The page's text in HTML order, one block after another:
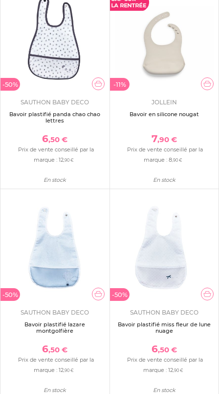
-50%
SAUTHON BABY DECO
Bavoir plastifié panda chao chao
lettres
6,50 €
Prix de vente conseillé par la
marque :12,90 €
En stock
-11%
JOLLEIN
Bavoir en silicone nougat
7,90 €
Prix de vente conseillé par la
marque :8,90 €
En stock
-50%
SAUTHON BABY DECO
Bavoir plastifié lazare
montgolfière
6,50 €
Prix de vente conseillé par la
marque :12,90 €
En stock
-50%
SAUTHON BABY DECO
Bavoir plastifié miss fleur de lune
nuage
6,50 €
Prix de vente conseillé par la
marque : 12,90 €
En stock